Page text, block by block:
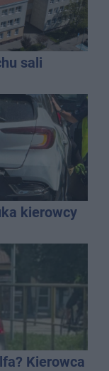
sali
kierowcy
Kierowca